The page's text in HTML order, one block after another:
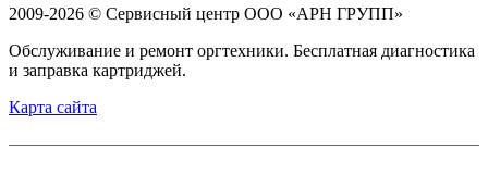
2009-2026 © Сервисный центр ООО «АРН ГРУПП»
Обслуживание и ремонт оргтехники. Бесплатная диагностика
и заправка картриджей.
Карта сайта